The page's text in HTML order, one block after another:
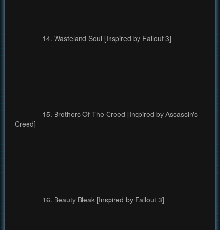
14. Wasteland Soul [Inspired by Fallout 3]
15. Brothers Of The Creed [Inspired by Assassin's
Creed]
16. Beauty Bleak [Inspired by Fallout 3]